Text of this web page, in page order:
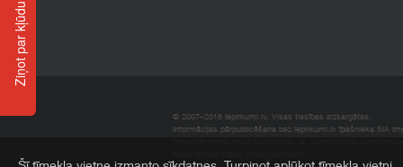
© 2007–2018 Iepirkumi.lv. Visas tiesības aizsargātas.
Informācijas pārpublicēšana bez iepirkumi.lv īpašnieka SIA
Ziņot par kļūdu